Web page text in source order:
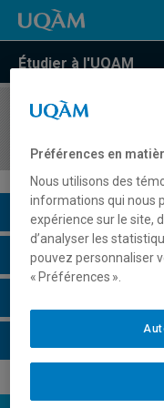
Étudier à l'UQAM
COURS//
Description du cours
Horaire - Été 2026
Préférences en
Nous utilisons des
informations qui nous
expérience sur le site,
d’analyser les
pouvez personnaliser
« Préférences ».